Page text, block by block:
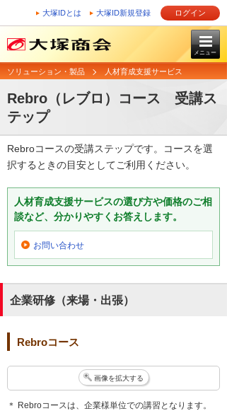
大塚IDとは 大塚ID新規登録 ログイン
メニュー
ソリューション・製品 人材育成支援サービス
Rebro（レブロ）コース 受講ス
テップ
Rebroコースの受講ステップです。コースを選
択するときの目安としてご利用ください。
人材育成支援サービスの選び方や価格のご相
談など、分かりやすくお答えします。
お問い合わせ
企業研修（来場・出張）
Rebroコース
画像を拡大する
＊ Rebroコースは、企業様単位での講習となります。